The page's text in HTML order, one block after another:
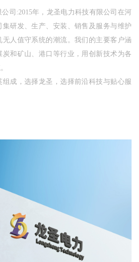
司:2015年，龙圣电力科技有限公司在河
研发、生产、安装、销售及服务与维护
人值守系统的潮流。我们的主要客户涵
和矿山、港口等行业，用创新技术为各
成，选择龙圣，选择前沿科技与贴心服
将继续秉承“创新、服务”的理念，不断推
的发展，为客户提供更加智能的解决方